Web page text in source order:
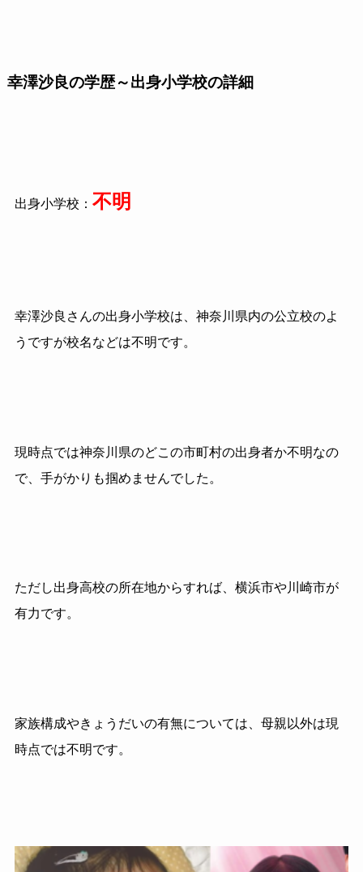
幸澤沙良の学歴～出身小学校の詳細
出身小学校： 不明
幸澤沙良さんの出身小学校は、神奈川県内の公立校のよ
うですが校名などは不明です。
現時点では神奈川県のどこの市町村の出身者か不明なの
で、手がかりも掴めませんでした。
ただし出身高校の所在地からすれば、横浜市や川崎市が
有力です。
家族構成やきょうだいの有無については、母親以外は現
時点では不明です。